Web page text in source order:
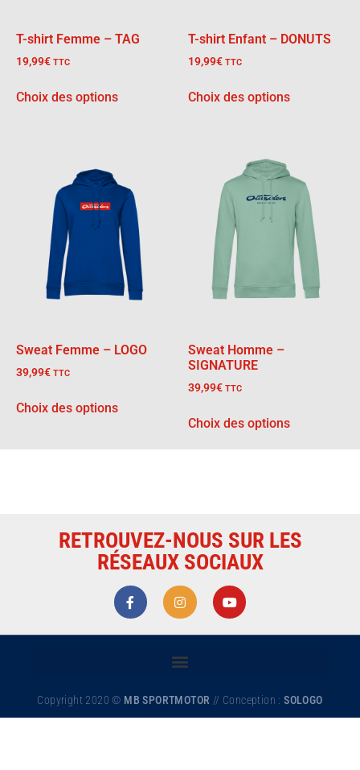
T-shirt Femme – TAG
19,99€ TTC
Choix des options
T-shirt Enfant – DONUTS
19,99€ TTC
Choix des options
Sweat Femme – LOGO
39,99€ TTC
Choix des options
Sweat Homme –
SIGNATURE
39,99€ TTC
Choix des options
RETROUVEZ-NOUS SUR LES
RÉSEAUX SOCIAUX
Copyright 2020 © MB SPORTMOTOR // Conception :SOLOGO